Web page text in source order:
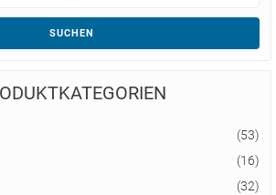
SUCHEN
(53)
(16)
(32)